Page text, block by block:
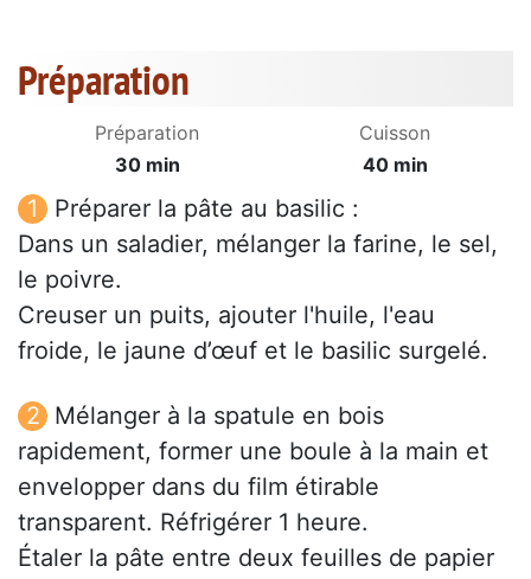
Préparation
Préparation
30 min
Cuisson
40 min
Préparer la pâte au basilic :
Dans un saladier, mélanger la farine, le sel,
le poivre.
Creuser un puits, ajouter l'huile, l'eau
froide, le jaune d’œuf et le basilic surgelé.
Mélanger à la spatule en bois
rapidement, former une boule à la main et
envelopper dans du film étirable
transparent. Réfrigérer 1 heure.
Étaler la pâte entre deux feuilles de papier